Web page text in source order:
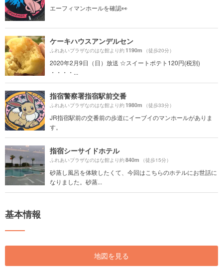
エーフィマンホールを確認👀
ケーキハウスアンデルセン
ふれあいプラザなのはな館より約1190m （徒歩20分）
2020年2月9日（日）放送 ☆スイートポテト120円(税別)
・・・・...
指宿警察署指宿駅前交番
ふれあいプラザなのはな館より約1980m （徒歩33分）
JR指宿駅前の交番前の歩道にイーブイのマンホールがありま
す。
指宿シーサイドホテル
ふれあいプラザなのはな館より約840m （徒歩15分）
砂蒸し風呂を体験したくて、今回はこちらのホテルにお世話に
なりました。砂蒸...
基本情報
地図を見る